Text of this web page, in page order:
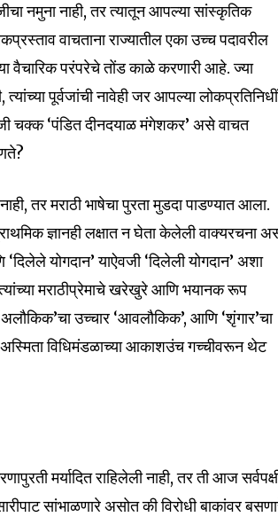
privacy and
नमुना नाही, तर त्यातून आपल्या सांस्कृतिक
वाचताना राज्यातील एका उच्च पदावरील
वैचारिक परंपरेचे तोंड काळे करणारी आहे. ज्या
पूर्वजांची नावेही जर आपल्या
चक्क ‘पंडित दीनदयाळ मंगेशकर’ असे वाचत
तर मराठी भाषेचा पुरता मुडदा पाडण्यात आला.
ज्ञानही लक्षात न घेता केलेली वाक्यरचना
‘दिलेले योगदान’ याऐवजी ‘दिलेली योगदान’ अशा
मराठीप्रेमाचे खरेखुरे आणि भयानक रूप
‘अलौकिक’चा उच्चार ‘आवलौकिक’, आणि ‘शृंगार’चा
अस्मिता विधिमंडळाच्या आकाशउंच गच्चीवरून थेट
मर्यादित राहिलेली नाही, तर ती आज
सांभाळणारे असोत की विरोधी बाकांवर